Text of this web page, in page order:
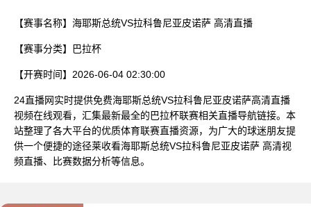
【赛事名称】 海耶斯总统VS拉科鲁尼亚皮诺萨 高清直播
【赛事分类】 巴拉杯
【开赛时间】 2026-06-04 02:30:00
24直播网实时提供免费海耶斯总统VS拉科鲁尼亚皮诺萨高清直播
视频在线观看，汇集最新最全的巴拉杯联赛相关直播导航链接。本
站整理了各大平台的优质体育联赛直播资源，为广大的球迷朋友提
供一个便捷的途径莱收看海耶斯总统VS拉科鲁尼亚皮诺萨 高清视
频直播、比赛数据分析等信息。